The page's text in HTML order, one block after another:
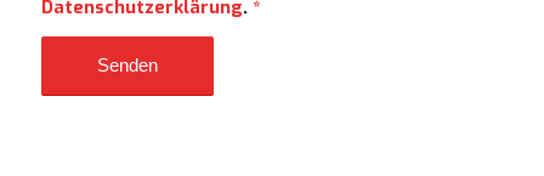
Datenschutzerklärung. *